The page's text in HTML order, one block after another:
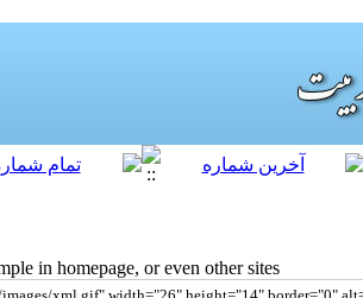
in homepage, or even other sites